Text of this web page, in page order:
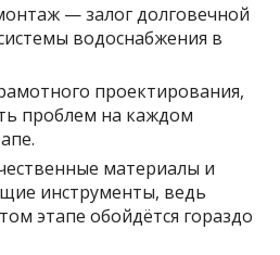
— залог долговечной
водоснабжения в
проектирования,
проблем на каждом
материалы и
инструменты, ведь
этапе обойдётся гораздо